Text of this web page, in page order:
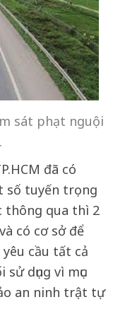
sát phạt nguội
đã có
số tuyến trọng
thông qua thì 2
có cơ sở để
cầu tất cả
dụng vì mục
an ninh trật tự